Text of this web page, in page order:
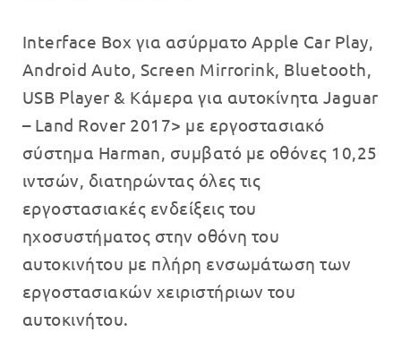
was:
€399.00.
τιμή
είναι:
€379.00.
Interface Box για ασύρματο Apple Car Play,
Android Auto, Screen Mirrorink, Bluetooth,
USB Player & Κάμερα για αυτοκίνητα Jaguar
– Land Rover 2017> με εργοστασιακό
σύστημα Harman, συμβατό με οθόνες 10,25
ιντσών, διατηρώντας όλες τις
εργοστασιακές ενδείξεις του
ηχοσυστήματος στην οθόνη του
αυτοκινήτου με πλήρη ενσωμάτωση των
εργοστασιακών χειριστήριων του
αυτοκινήτου.